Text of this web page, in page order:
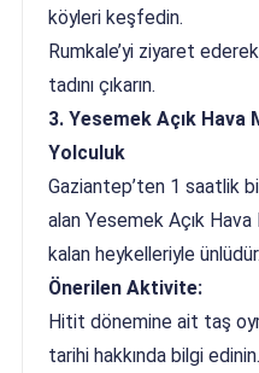
köyleri keşfedin.
Rumkale’yi ziyaret
tadını çıkarın.
3. Yesemek Açık
Yolculuk
Gaziantep’ten 1 saatlik
alan Yesemek Açık
kalan heykelleriyle ünlüdür.
Önerilen Aktivite:
Hitit dönemine ait taş
tarihi hakkında bilgi edinin.